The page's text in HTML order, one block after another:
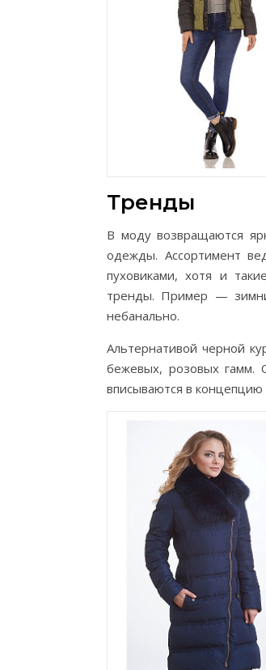
Тренды
В моду возвращаются
одежды. Ассортимент
пуховиками, хотя и
тренды. Пример —
небанально.
Альтернативой черной
бежевых, розовых гамм.
вписываются в концепцию